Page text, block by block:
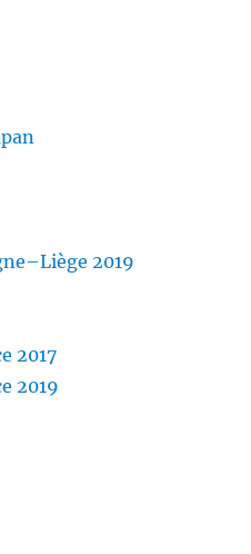
2019
2017
2019